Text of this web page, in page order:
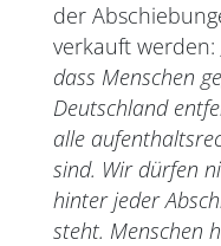
der
verkauft werden:
dass Menschen
Deutschland
alle
sind. Wir dürfen
hinter jeder
steht. Menschen